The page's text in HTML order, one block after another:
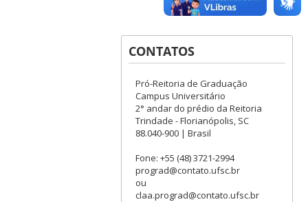
CONTATOS
Pró-Reitoria de Graduação
Campus Universitário
2° andar do prédio da Reitoria
Trindade - Florianópolis, SC
88.040-900 | Brasil
Fone: +55 (48) 3721-2994
prograd@contato.ufsc.br
ou
claa.prograd@contato.ufsc.br